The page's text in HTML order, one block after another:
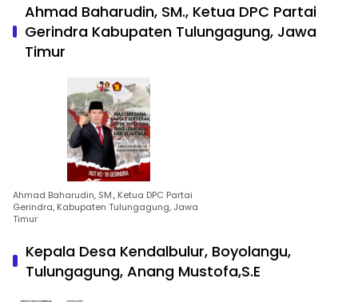
Ahmad Baharudin, SM., Ketua DPC Partai
Gerindra Kabupaten Tulungagung, Jawa
Timur
Ahmad Baharudin, SM., Ketua DPC Partai
Gerindra, Kabupaten Tulungagung, Jawa
Timur
Kepala Desa Kendalbulur, Boyolangu,
Tulungagung, Anang Mustofa,S.E